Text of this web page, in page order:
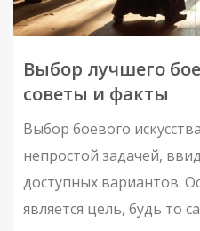
Выбор лучшего
советы и факты
Выбор боевого
непростой задачей,
доступных вариантов.
является цель, будь то